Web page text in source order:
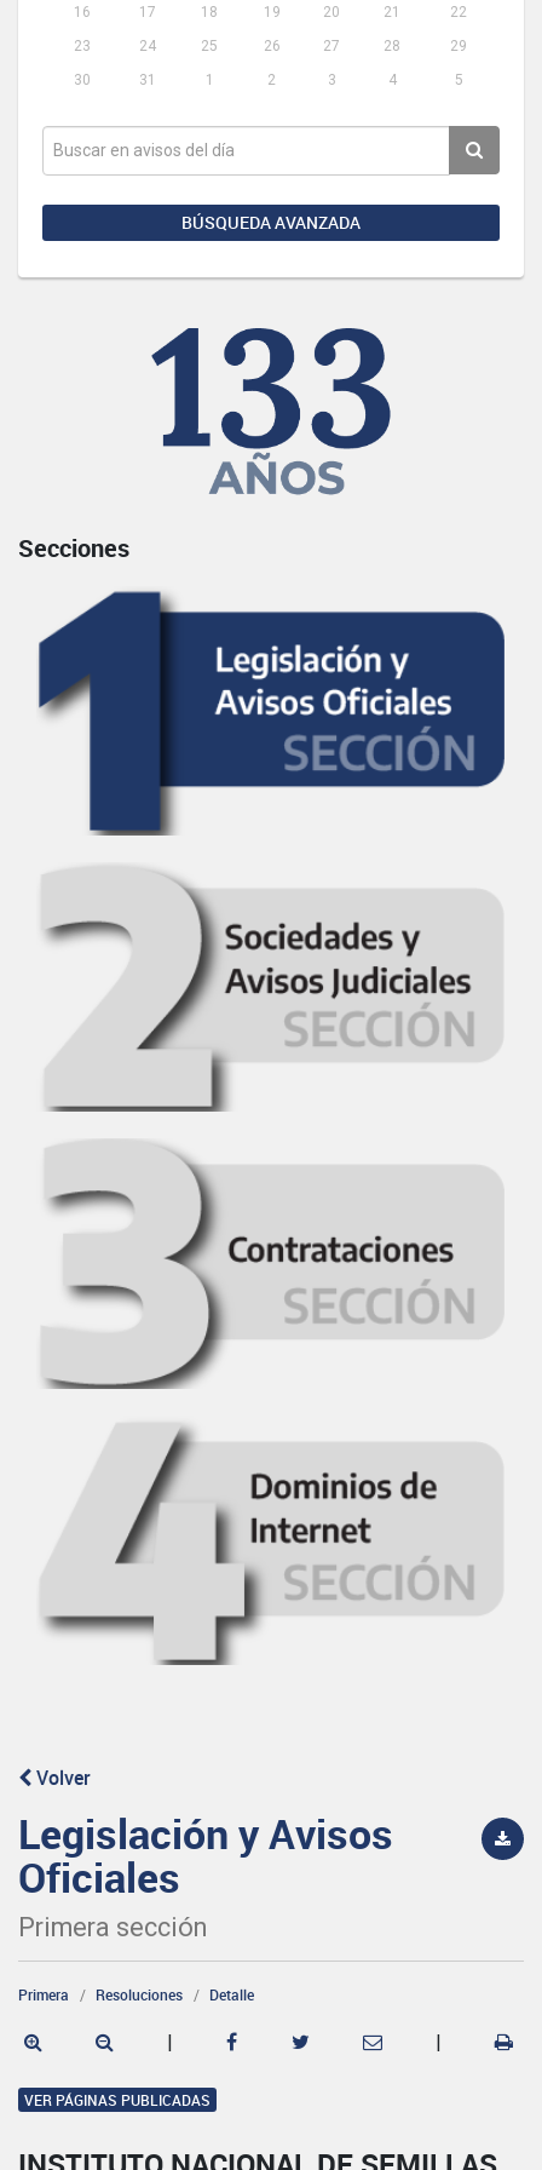
16
17 18 19 20 21
22
23
24 25 26 27 28
29
30
31 1 2 3 4 5
BÚSQUEDA AVANZADA
Secciones
Volver
Legislación y Avisos
Oficiales
Primera sección
Primera Resoluciones Detalle
| |
VER PÁGINAS PUBLICADAS